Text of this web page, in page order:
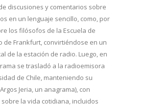
discusiones y comentarios sobre
en un lenguaje sencillo, como, por
los filósofos de la Escuela de
de Frankfurt, convirtiéndose en un
de la estación de radio. Luego, en
se trasladó a la radioemisora
de Chile, manteniendo su
Jeria, un anagrama), con
la vida cotidiana, incluidos